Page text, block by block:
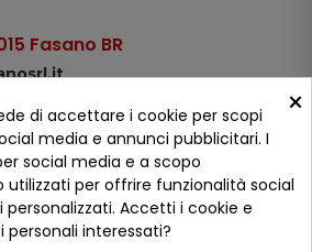
Fasano BR
98 51 100
×
di accettare i cookie per scopi
media e annunci pubblicitari. I
social media e a scopo
utilizzati per offrire funzionalità social
Accetti i cookie e
personali interessati?